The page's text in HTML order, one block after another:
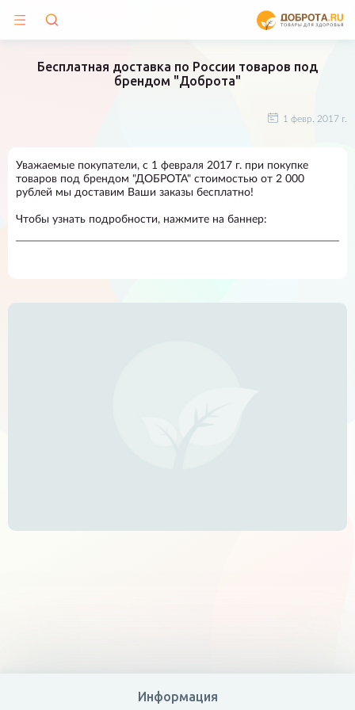
Бесплатная доставка по России товаров под
брендом "Доброта"
1 февр. 2017 г.
Уважаемые покупатели, с 1 февраля 2017 г. при покупке
товаров под брендом "ДОБРОТА" стоимостью от 2 000
рублей мы доставим Ваши заказы бесплатно!
Чтобы узнать подробности, нажмите на баннер:
Информация